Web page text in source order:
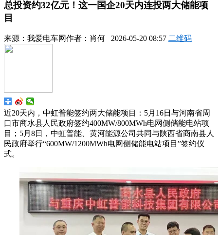
总投资约32亿元！这一国企20天内连投两大储能项
目
来源： 我爱电车网作者： 肖何 2026-05-20 08:57 二维码
近20天内，中虹普能签约两大储能项目：5月16日与河南省周
口市商水县人民政府签约400MW/800MWh电网侧储能电站项
目；​5月8日，中虹普能、黄河能源公司共同与陕西省商南县人
民政府举行“600MW/1200MWh电网侧储能电站项目”签约仪
式。